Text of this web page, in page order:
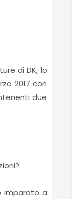
di DK, lo
2017 con
due
imparato a